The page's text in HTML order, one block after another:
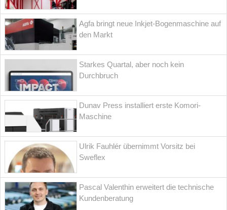
Agfa bringt neue Inkjet-Bogenmaschine auf
den Markt
Starkes Quartal, aber noch kein
Durchbruch
Dunav Press installiert erste Komori-
Maschine
Ulrik Fauhlér übernimmt Vorsitz bei
Sweflex
Pascal Valenthin erweitert die technische
Kundenberatung